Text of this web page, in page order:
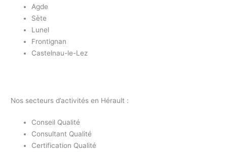
Agde
Sète
Lunel
Frontignan
Castelnau-le-Lez
Nos secteurs d’activités en Hérault :
Conseil Qualité
Consultant Qualité
Certification Qualité